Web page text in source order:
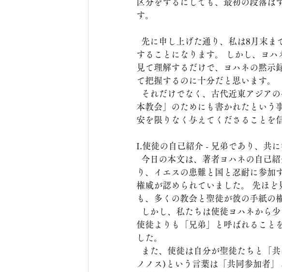
区分をするにしても、最初の段落は
す。
することになります。 しかし、ヨ
見て理解するだけで、ヨハネの黙示
て把握するのに十分だと思います。
本教会」のためにも書かれたという
安を限りなく与えてくださることを
I.使徒の自己紹介 - 兄弟であり、共
り、イエスの患難と国と忍耐に参加
権威が認められていました。 先ほ
も、多くの教会と聖徒が彼の手紙の
使徒よりも「兄弟」と呼ばれること
した。
ノノス)という言葉は「共同参加者